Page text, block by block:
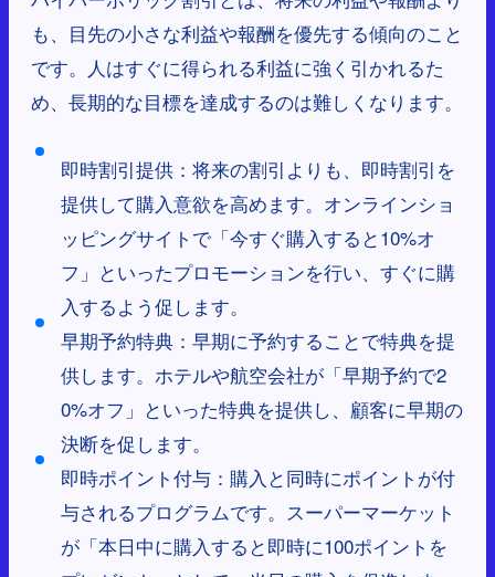
も、目先の小さな利益や報酬を優先する傾向のこと
です。人はすぐに得られる利益に強く引かれるた
め、長期的な目標を達成するのは難しくなります。
即時割引提供：将来の割引よりも、即時割引を
提供して購入意欲を高めます。オンラインショ
ッピングサイトで「今すぐ購入すると10%オ
フ」といったプロモーションを行い、すぐに購
入するよう促します。
早期予約特典：早期に予約することで特典を提
供します。ホテルや航空会社が「早期予約で2
0%オフ」といった特典を提供し、顧客に早期の
決断を促します。
即時ポイント付与：購入と同時にポイントが付
与されるプログラムです。スーパーマーケット
が「本日中に購入すると即時に100ポイントを